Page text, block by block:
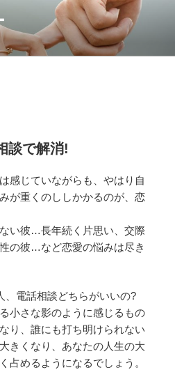
談で解消!
感じていながらも、やはり自
が重くのししかかるのが、恋
い彼…長年続く片思い、交際
の彼…など恋愛の悩みは尽き
電話相談どちらがいいの?
小さな影のように感じるもの
り、誰にも打ち明けられない
きくなり、あなたの人生の大
占めるようになるでしょう。